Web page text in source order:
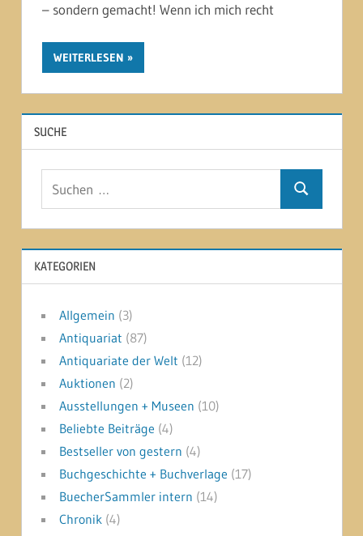
– sondern gemacht! Wenn ich mich recht
WEITERLESEN
SUCHE
Suchen
KATEGORIEN
Allgemein (3)
Antiquariat (87)
Antiquariate der Welt (12)
Auktionen (2)
Ausstellungen + Museen (10)
Beliebte Beiträge (4)
Bestseller von gestern (4)
Buchgeschichte + Buchverlage (17)
BuecherSammler intern (14)
Chronik(4)